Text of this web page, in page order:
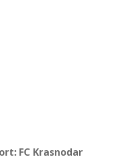
FC Krasnodar